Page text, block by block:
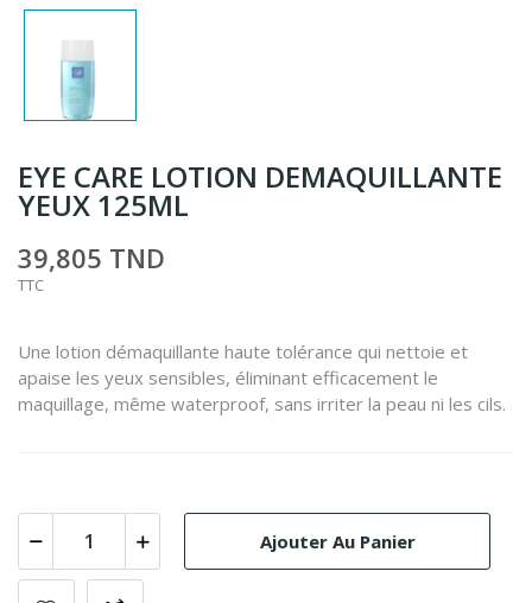
EYE CARE LOTION DEMAQUILLANTE
YEUX 125ML
39,805 TND
TTC
Une lotion démaquillante haute tolérance qui nettoie et
apaise les yeux sensibles, éliminant efficacement le
maquillage, même waterproof, sans irriter la peau ni les cils.
Ajouter Au Panier